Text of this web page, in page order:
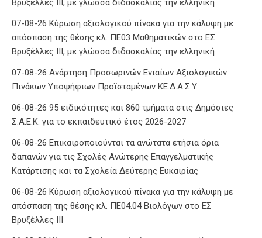
Βρυξέλλες ΙΙΙ, με γλώσσα διδασκαλίας την ελληνική
07-08-26 Κύρωση αξιολογικού πίνακα για την κάλυψη με
απόσπαση της θέσης κλ. ΠΕ03 Μαθηματικών στο ΕΣ
Βρυξέλλες ΙΙΙ, με γλώσσα διδασκαλίας την ελληνική
07-08-26 Ανάρτηση Προσωρινών Ενιαίων Αξιολογικών
Πινάκων Υποψήφιων Προϊσταμένων ΚΕ.Δ.Α.Σ.Υ.
06-08-26 95 ειδικότητες και 860 τμήματα στις Δημόσιες
Σ.Α.Ε.Κ. για το εκπαιδευτικό έτος 2026-2027
06-08-26 Επικαιροποιούνται τα ανώτατα ετήσια όρια
δαπανών για τις Σχολές Ανώτερης Επαγγελματικής
Κατάρτισης και τα Σχολεία Δεύτερης Ευκαιρίας
06-08-26 Κύρωση αξιολογικού πίνακα για την κάλυψη με
απόσπαση της θέσης κλ. ΠΕ04.04 Βιολόγων στο ΕΣ
Βρυξέλλες ΙΙΙ